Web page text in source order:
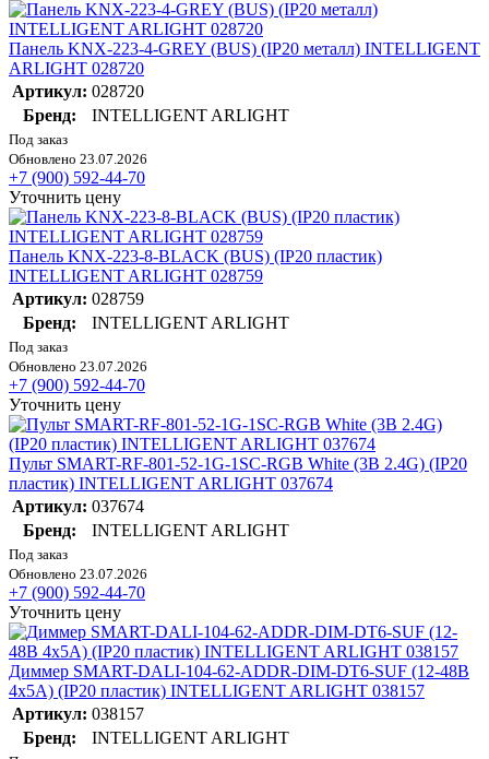
Панель KNX-223-4-GREY (BUS) (IP20 металл) INTELLIGENT
ARLIGHT 028720
Артикул: 028720
Бренд:
INTELLIGENT ARLIGHT
Под заказ
Обновлено 23.07.2026
+7 (900) 592-44-70
Уточнить цену
Панель KNX-223-8-BLACK (BUS) (IP20 пластик)
INTELLIGENT ARLIGHT 028759
Артикул: 028759
Бренд:
INTELLIGENT ARLIGHT
Под заказ
Обновлено 23.07.2026
+7 (900) 592-44-70
Уточнить цену
Пульт SMART-RF-801-52-1G-1SC-RGB White (3В 2.4G) (IP20
пластик) INTELLIGENT ARLIGHT 037674
Артикул: 037674
Бренд:
INTELLIGENT ARLIGHT
Под заказ
Обновлено 23.07.2026
+7 (900) 592-44-70
Уточнить цену
Диммер SMART-DALI-104-62-ADDR-DIM-DT6-SUF (12-48В
4х5А) (IP20 пластик) INTELLIGENT ARLIGHT 038157
Артикул: 038157
Бренд:
INTELLIGENT ARLIGHT